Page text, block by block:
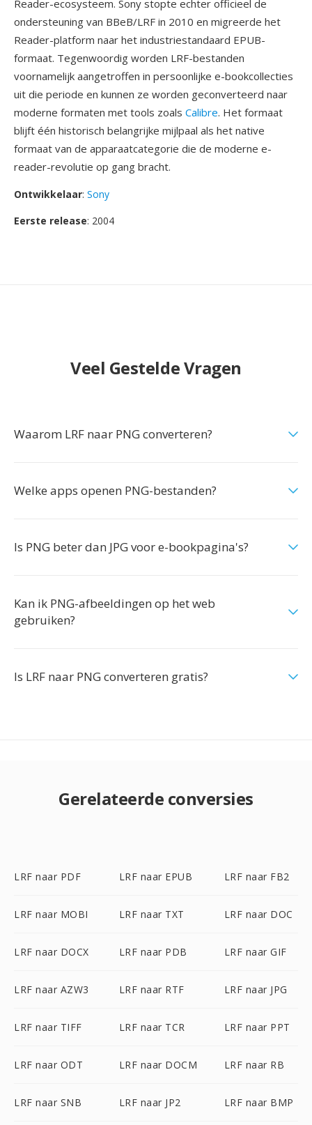
Reader-ecosysteem. Sony stopte echter officieel de
ondersteuning van BBeB/LRF in 2010 en migreerde het
Reader-platform naar het industriestandaard EPUB-
formaat. Tegenwoordig worden LRF-bestanden
voornamelijk aangetroffen in persoonlijke e-bookcollecties
uit die periode en kunnen ze worden geconverteerd naar
moderne formaten met tools zoals Calibre. Het formaat
blijft één historisch belangrijke mijlpaal als het native
formaat van de apparaatcategorie die de moderne e-
reader-revolutie op gang bracht.
Ontwikkelaar: Sony
Eerste release: 2004
Veel Gestelde Vragen
Waarom LRF naar PNG converteren?
Welke apps openen PNG-bestanden?
Is PNG beter dan JPG voor e-bookpagina's?
Kan ik PNG-afbeeldingen op het web
gebruiken?
Is LRF naar PNG converteren gratis?
Gerelateerde conversies
LRF naar PDF LRF naar EPUB LRF naar FB2
LRF naar MOBI LRF naar TXT LRF naar DOC
LRF naar DOCX LRF naar PDB LRF naar GIF
LRF naar AZW3 LRF naar RTF LRF naar JPG
LRF naar TIFF LRF naar TCR LRF naar PPT
LRF naar ODT LRF naar DOCM LRF naar RB
LRF naar SNB LRF naar JP2 LRF naar BMP